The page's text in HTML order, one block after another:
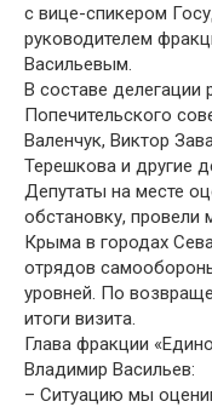
с вице-спикером
руководителем
Васильевым.
В составе
Попечительского
Валенчук, Виктор
Терешкова и другие
Депутаты на месте
обстановку, провели
Крыма в городах
отрядов
уровней. По
итоги визита.
Глава фракции
Владимир Васильев:
– Ситуацию мы